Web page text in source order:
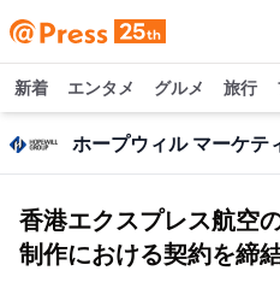
新着 エンタメ グルメ 旅行
香港エクスプレス航空
制作における契約を締